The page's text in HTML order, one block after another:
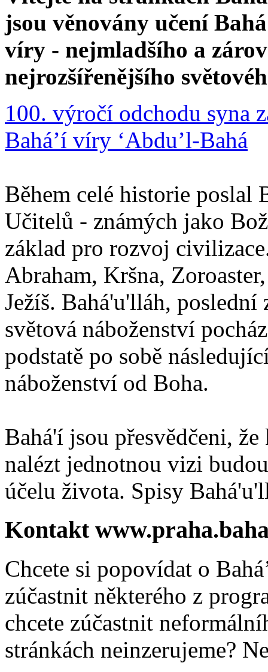
jsou věnovány učení
víry - nejmladšího a
nejrozšířenějšího
100. výročí odchodu syna
Bahá’í víry ‘Abdu’l-Bahá
Během celé historie poslal
Učitelů - známých jako
základ pro rozvoj
Abraham, Kršna,
Ježíš. Bahá'u'lláh,
světová náboženství
podstatě po sobě
náboženství od Boha.
Bahá'í jsou přesvědčeni,
nalézt jednotnou vizi
účelu života. Spisy
Kontakt
Chcete si popovídat o
zúčastnit některého z
chcete zúčastnit
stránkách neinzerujeme?